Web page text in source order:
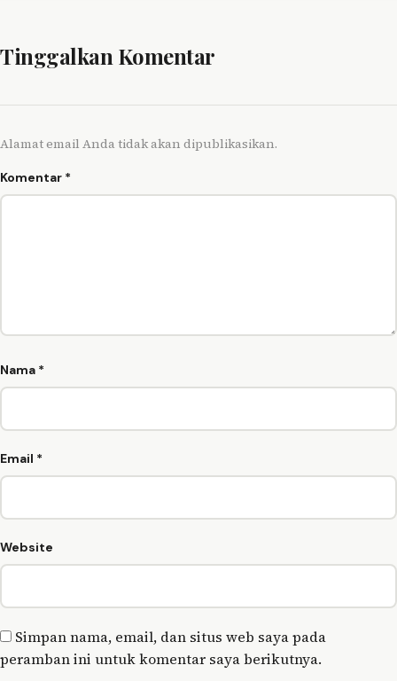
Tinggalkan Komentar
Alamat email Anda tidak akan dipublikasikan.
Komentar *
Nama *
Email *
Website
Simpan nama, email, dan situs web saya pada
peramban ini untuk komentar saya berikutnya.